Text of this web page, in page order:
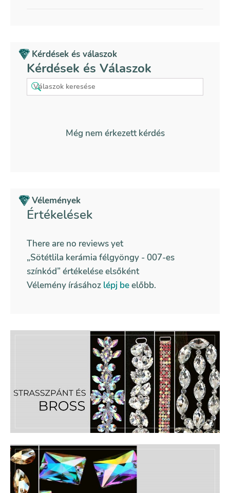
Kérdések és válaszok
Kérdések és Válaszok
Még nem érkezett kérdés
Vélemények
Értékelések
There are no reviews yet
„Sötétlila kerámia félgyöngy - 007-es
színkód” értékelése elsőként
Vélemény írásához lépj beelőbb.